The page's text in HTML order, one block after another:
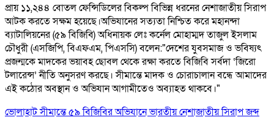
প্রায় ১১,২৪৪ বোতল ফেন্সিডিলের বিকল্প বিভিন্ন ধরনের নেশাজাতীয় সিরাপ
আটক করতে সক্ষম হয়েছে। ​ ​অভিযানের সত্যতা নিশ্চিত করে মহানন্দা
ব্যাটালিয়নের (৫৯ বিজিবি) অধিনায়ক লেঃ কর্নেল মোহাম্মদ তাজুল ইসলাম
চৌধুরী (এসজিপি, বিএফএম, পিএসসি) বলেন: ​"দেশের যুবসমাজ ও ভবিষ্যৎ
প্রজন্মকে মাদকের ভয়াবহ ছোবল থেকে রক্ষা করতে বিজিবি সর্বদা ‘জিরো
টলারেন্স’ নীতি অনুসরণ করছে। সীমান্তে মাদক ও চোরাচালান বন্ধে আমাদের
এই কঠোর অবস্থান ও অভিযান আগামীতেও অব্যাহত থাকবে।"
ভোলাহাট সীমান্তে ৫৯ বিজিবির অভিযানে ভারতীয় নেশাজাতীয় সিরাপ জব্দ